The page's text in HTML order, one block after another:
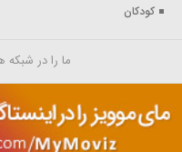
کودکان
ما را در شبکه